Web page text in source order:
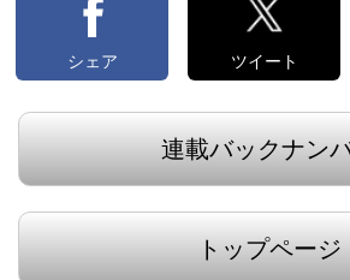
シェア ツイート
連載バックナン
トップページ